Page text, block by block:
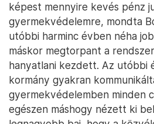
képest mennyire kevés pénz
gyermekvédelemre, mondta
utóbbi harminc évben néha
máskor megtorpant a
hanyatlani kezdett. Az utóbbi
kormány gyakran
gyermekvédelemben minden
egészen máshogy nézett ki